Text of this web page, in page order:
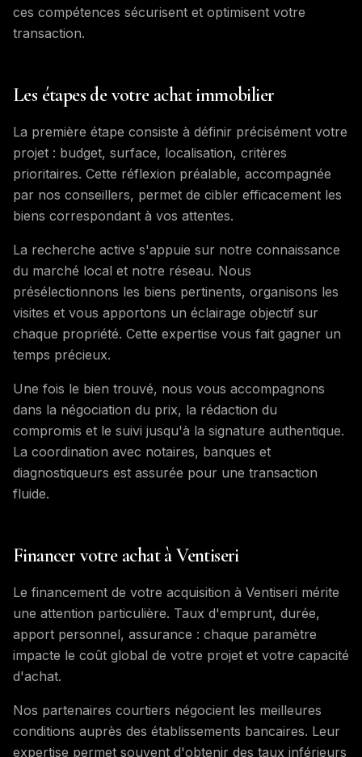
ces compétences sécurisent et optimisent votre
transaction.
Les étapes de votre achat immobilier
La première étape consiste à définir précisément votre
projet : budget, surface, localisation, critères
prioritaires. Cette réflexion préalable, accompagnée
par nos conseillers, permet de cibler efficacement les
biens correspondant à vos attentes.
La recherche active s'appuie sur notre connaissance
du marché local et notre réseau. Nous
présélectionnons les biens pertinents, organisons les
visites et vous apportons un éclairage objectif sur
chaque propriété. Cette expertise vous fait gagner un
temps précieux.
Une fois le bien trouvé, nous vous accompagnons
dans la négociation du prix, la rédaction du
compromis et le suivi jusqu'à la signature authentique.
La coordination avec notaires, banques et
diagnostiqueurs est assurée pour une transaction
fluide.
Financer votre achat à Ventiseri
Le financement de votre acquisition à Ventiseri mérite
une attention particulière. Taux d'emprunt, durée,
apport personnel, assurance : chaque paramètre
impacte le coût global de votre projet et votre capacité
d'achat.
Nos partenaires courtiers négocient les meilleures
conditions auprès des établissements bancaires. Leur
expertise permet souvent d'obtenir des taux inférieurs